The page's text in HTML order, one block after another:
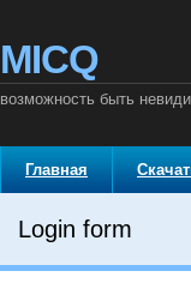
MICQ
возможность быть
Главная
Login form